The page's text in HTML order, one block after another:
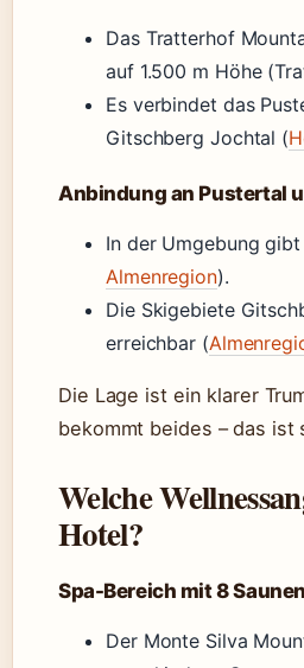
Das Tratterhof
auf 1.500 m Höhe
Es verbindet das
Gitschberg Jochtal (
Anbindung an Pustertal
In der Umgebung
Almenregion).
Die Skigebiete
erreichbar (
Die Lage ist ein klarer
bekommt beides – das
Welche
Hotel?
Spa-Bereich mit 8
Der Monte Silva